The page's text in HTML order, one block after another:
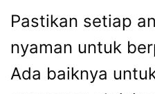
Pastikan setiap
nyaman untuk
Ada baiknya